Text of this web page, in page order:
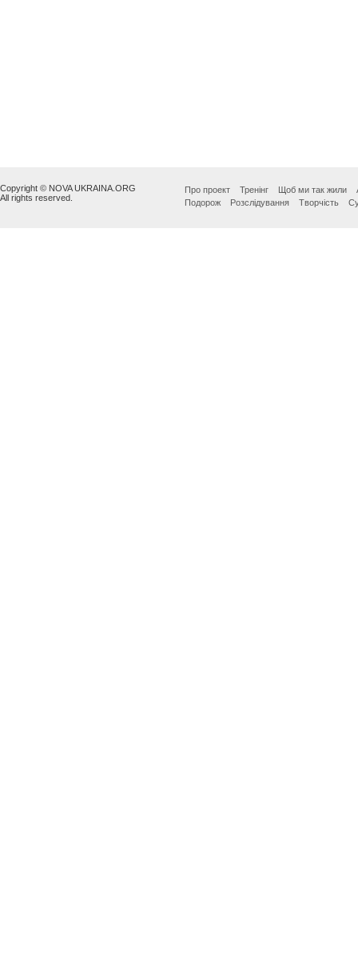
Copyright © NOVA UKRAINA.ORG
All rights reserved.
Про проект Тренінг Щоб ми так жили
Подорож
Розслідування Творчість